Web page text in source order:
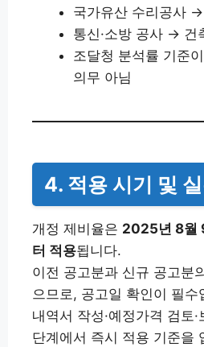
국가유산 수리공사
통신·소방 공사 → 건
조달청 분석률 기준
의무 아님
4. 적용 시기 및
개정 제비율은 2025년 8월
터 적용됩니다.
이전 공고분과 신규 공고분
으므로, 공고일 확인이 필수
내역서 작성·예정가격 검토
단계에서 즉시 적용 기준을